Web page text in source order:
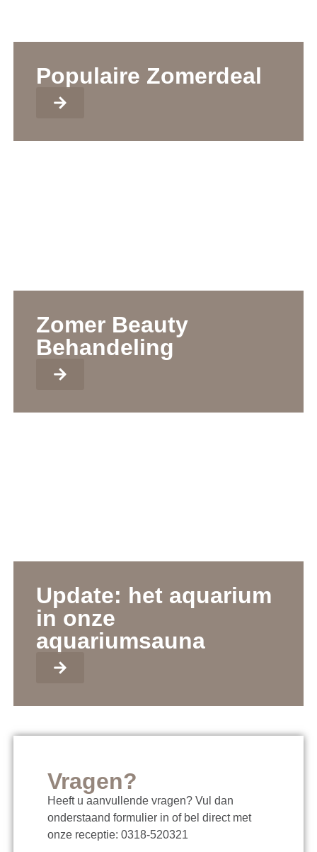
Populaire Zomerdeal
Zomer Beauty
Behandeling
Update: het aquarium
in onze
aquariumsauna
Vragen?
Heeft u aanvullende vragen? Vul dan
onderstaand formulier in of bel direct met
onze receptie: 0318-520321